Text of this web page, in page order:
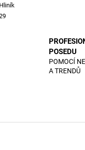
Hliník
POSEDU
POMOCÍ
A TRENDŮ